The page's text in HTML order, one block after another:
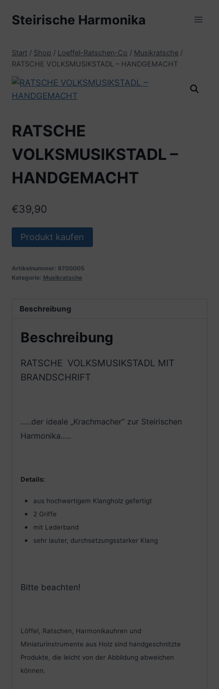
InhaltSteirische Harmonika
Start / Shop / Loeffel-Ratschen-Co / Musikratsche /
RATSCHE VOLKSMUSIKSTADL – HANDGEMACHT
RATSCHE
VOLKSMUSIKSTADL –
HANDGEMACHT
€39,90
Produkt kaufen
Artikelnummer: 9700005
Kategorie: Musikratsche
Beschreibung
Beschreibung
RATSCHE VOLKSMUSIKSTADL MIT
BRANDSCHRIFT
.….der ideale „Krachmacher“ zur Steirischen
Harmonika…..
Details:
aus hochwertigem Klangholz gefertigt
2 Griffe
mit Lederband
sehr lauter, durchsetzungsstarker Klang
Bitte beachten!
Löffel, Ratschen, Harmonikauhren und
Miniaturinstrumente aus Holz sind handgeschnitzte
Produkte, die leicht von der Abbildung abweichen
können.